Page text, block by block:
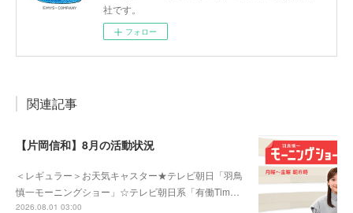
社です。
フォロー
関連記事
【片岡信和】8月の活動状況
＜レギュラー＞お天気キャスター★テレビ朝日「羽鳥
慎一モーニングショー」☆テレビ朝日系「有働Tim…
2026.08.01 03:00